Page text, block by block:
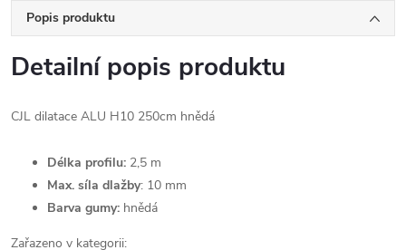
Popis produktu
Detailní popis produktu
CJL dilatace ALU H10 250cm hnědá
Délka profilu: 2,5 m
Max. síla dlažby: 10 mm
Barva gumy: hnědá
Zařazeno v kategorii: